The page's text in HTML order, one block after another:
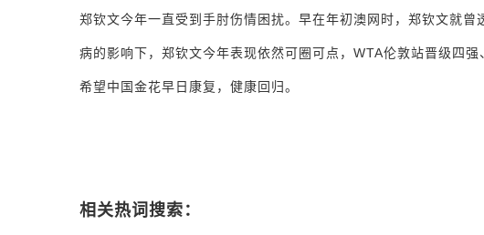
郑钦文今年一直受到手肘伤情困扰。早在年初澳网时，郑钦文就
病的影响下，郑钦文今年表现依然可圈可点，WTA伦敦站晋级四强
希望中国金花早日康复，健康回归。
相关热词搜索：